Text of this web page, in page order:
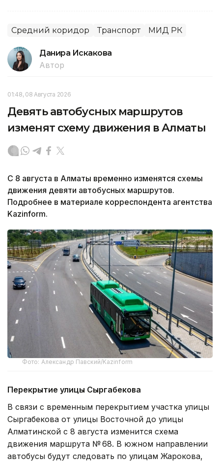
Средний коридор Транспорт МИД РК
Данира Искакова
Автор
01:48, 08 Августа 2026
Девять автобусных маршрутов
изменят схему движения в Алматы
С 8 августа в Алматы временно изменятся схемы
движения девяти автобусных маршрутов.
Подробнее в материале корреспондента агентства
Kazinform.
Фото: Александр Павский/Kazinform
Перекрытие улицы Сыргабекова
В связи с временным перекрытием участка улицы
Сыргабекова от улицы Восточной до улицы
Алматинской с 8 августа изменится схема
движения маршрута № 68. В южном направлении
автобусы будут следовать по улицам Жарокова,